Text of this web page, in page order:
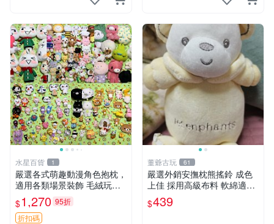
水星百貨 1
嚴選各式萌趣動漫角色抱枕，
適用各類場景裝飾 毛絨玩
具、卡通抱枕、趣味玩偶
$1,270 95折
折扣碼
董爺古玩 61
嚴選外銷安撫枕熊搖鈴 成色
上佳 採用高級布料 軟綿適合
收藏 安心選購 安撫枕 熊玩具
搖鈴
$439